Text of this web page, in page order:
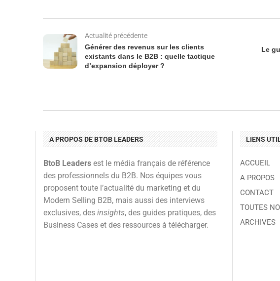
Actualité précédente
Générer des revenus sur les clients
existants dans le B2B : quelle tactique
d’expansion déployer ?
Le
A PROPOS DE BTOB LEADERS
BtoB Leaders est le média français de référence
des professionnels du B2B. Nos équipes vous
proposent toute l’actualité du marketing et du
Modern Selling B2B, mais aussi des interviews
exclusives, des insights, des guides pratiques, des
Business Cases et des ressources à télécharger.
LIENS
ACCUEIL
A PROPOS
CONTACT
TOUTES
ARCHIVES